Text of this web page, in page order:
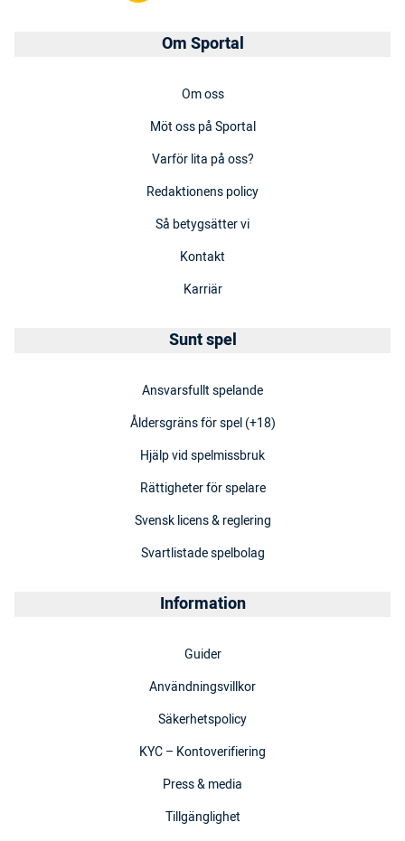
Om Sportal
Om oss
Möt oss på Sportal
Varför lita på oss?
Redaktionens policy
Så betygsätter vi
Kontakt
Karriär
Sunt spel
Ansvarsfullt spelande
Åldersgräns för spel (+18)
Hjälp vid spelmissbruk
Rättigheter för spelare
Svensk licens & reglering
Svartlistade spelbolag
Information
Guider
Användningsvillkor
Säkerhetspolicy
KYC – Kontoverifiering
Press & media
Tillgänglighet